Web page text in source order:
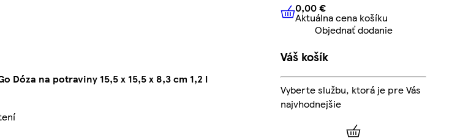
Dóza na potraviny 15,5 x 15,5 x 8,3 cm 1,2 l
0,00 € Aktuálna cena košíku
0,00 €
Aktuálna cena košíku
Objednať dodanie
Váš košík
Vyberte službu, ktorá je pre Vás
najvhodnejšie